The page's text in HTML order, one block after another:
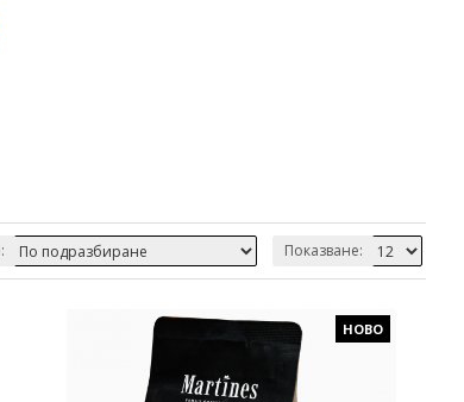
Показване:
НОВО